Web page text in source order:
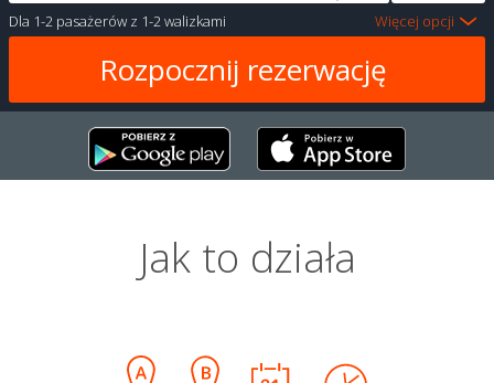
Dla 1-2 pasażerów z 1-2 walizkami Więcej opcji
Jak to działa